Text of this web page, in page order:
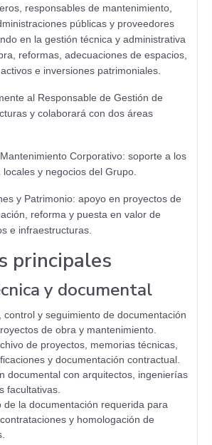
responsables de mantenimiento,
públicas y proveedores
en la gestión técnica y administrativa
reformas, adecuaciones de espacios,
e inversiones patrimoniales.
al Responsable de Gestión de
y colaborará con dos áreas
Corporativo: soporte a los
y negocios del Grupo.
y Patrimonio: apoyo en proyectos de
reforma y puesta en valor de
e infraestructuras.
principales
y documental
control y seguimiento de documentación
de obra y mantenimiento.
de proyectos, memorias técnicas,
y documentación contractual.
documental con arquitectos, ingenierías
facultativas.
de la documentación requerida para
y homologación de